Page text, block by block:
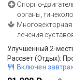
Опорно-
органы,
лечения
Улучшенный 2-
Рассвет (Отдых):
Включен